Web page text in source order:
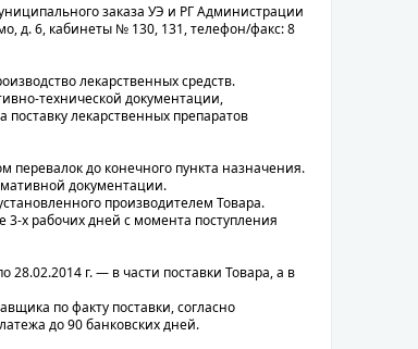
заказа УЭ и РГ Администрации
д. 6, кабинеты № 130, 131, телефон/факс: 8
лекарственных средств.
технической документации,
лекарственных препаратов
перевалок до конечного пункта назначения.
документации.
производителем Товара.
3-х рабочих дней с момента поступления
г. — в части поставки Товара, а в
по факту поставки, согласно
до 90 банковских дней.